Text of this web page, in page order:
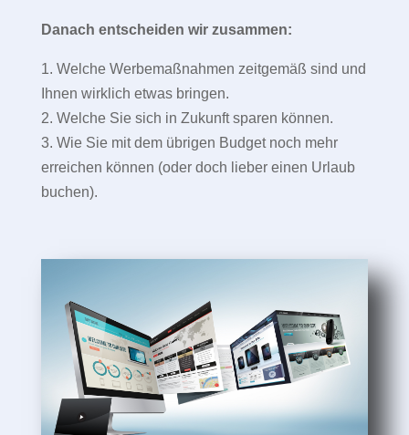
Danach entscheiden wir zusammen:
1. Welche Werbemaßnahmen zeitgemäß sind und
Ihnen wirklich etwas bringen.
2. Welche Sie sich in Zukunft sparen können.
3. Wie Sie mit dem übrigen Budget noch mehr
erreichen können (oder doch lieber einen Urlaub
buchen).